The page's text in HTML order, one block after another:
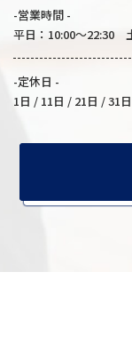
-営業時間 -
平日：10:00～22:30
-定休日 -
1日 / 11日 / 21日 / 31日